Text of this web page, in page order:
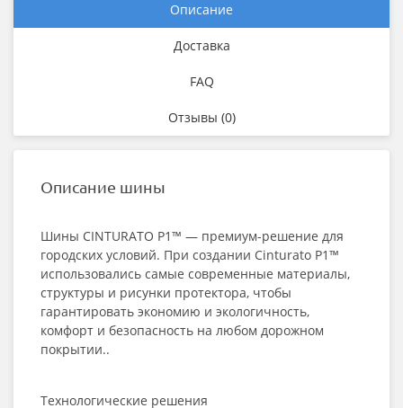
Описание
Доставка
FAQ
Отзывы (0)
Описание шины
Шины CINTURATO P1™ — премиум-решение для
городских условий. При создании Сinturato P1™
использовались самые современные материалы,
структуры и рисунки протектора, чтобы
гарантировать экономию и экологичность,
комфорт и безопасность на любом дорожном
покрытии..
Технологические решения